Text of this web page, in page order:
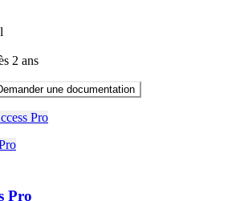
2 ans
une documentation
Pro